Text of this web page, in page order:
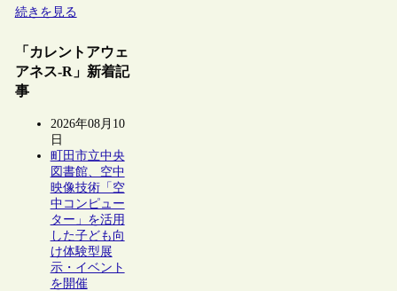
続きを見る
「カレントアウェ
アネス-R」新着記
事
2026年08月10
日
町田市立中央
図書館、空中
映像技術「空
中コンピュー
ター」を活用
した子ども向
け体験型展
示・イベント
を開催